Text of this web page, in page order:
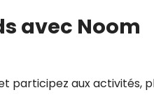
avec Noom
participez aux activités,